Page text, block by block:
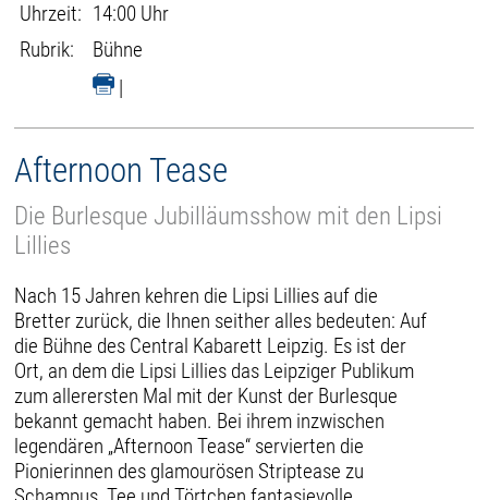
Uhrzeit: 14:00 Uhr
Rubrik:
Bühne
|
Afternoon Tease
Die Burlesque Jubilläumsshow mit den Lipsi
Lillies
Nach 15 Jahren kehren die Lipsi Lillies auf die
Bretter zurück, die Ihnen seither alles bedeuten: Auf
die Bühne des Central Kabarett Leipzig. Es ist der
Ort, an dem die Lipsi Lillies das Leipziger Publikum
zum allerersten Mal mit der Kunst der Burlesque
bekannt gemacht haben. Bei ihrem inzwischen
legendären „Afternoon Tease“ servierten die
Pionierinnen des glamourösen Striptease zu